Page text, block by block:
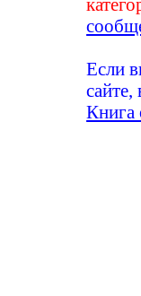
Если
Книга